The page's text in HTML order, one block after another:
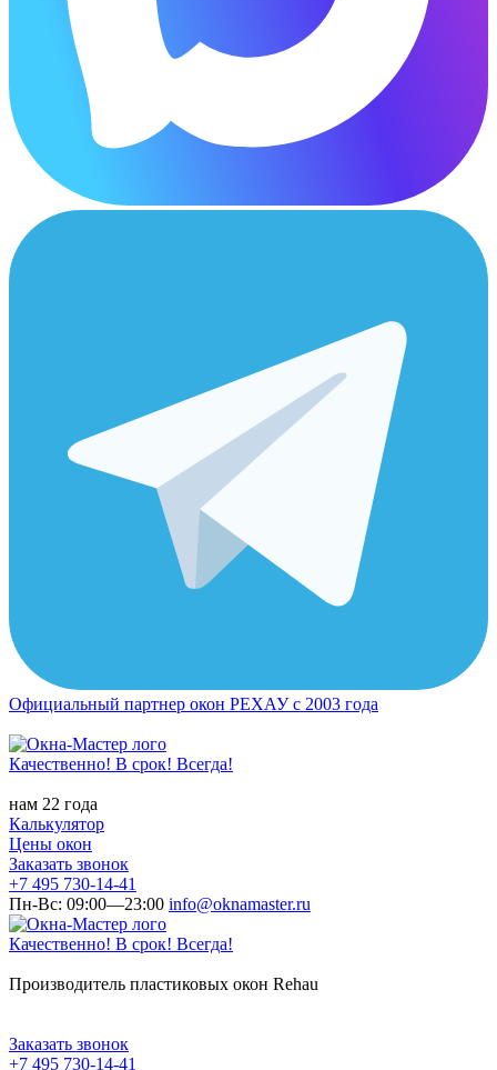
Официальный партнер окон РЕХАУ с 2003 года
Качественно! В срок! Всегда!
нам 22 года
Калькулятор
Цены окон
Заказать звонок
+7 495 730-14-41
Пн-Вс: 09:00—23:00 info@oknamaster.ru
Качественно! В срок! Всегда!
Производитель пластиковых окон Rehau
Заказать звонок
+7 495 730-14-41